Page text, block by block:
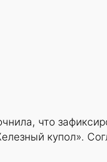
что
купол».